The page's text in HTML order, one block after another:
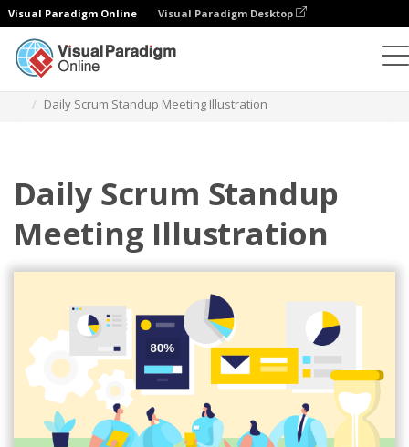
Visual Paradigm Online Visual Paradigm Desktop
Daily Scrum Standup Meeting Illustration
Daily Scrum Standup
Meeting Illustration